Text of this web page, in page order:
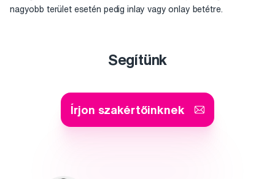
nagyobb terület esetén pedig inlay vagy onlay betétre.
Segítünk
Írjon szakértőinknek